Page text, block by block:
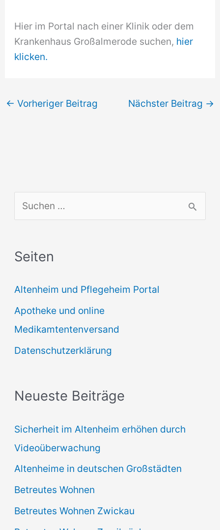
Hier im Portal nach einer Klinik oder dem
Krankenhaus Großalmerode suchen, hier
klicken.
← Vorheriger Beitrag Nächster Beitrag →
u
h
n
n
a
c
:
Seiten
Altenheim und Pflegeheim Portal
Apotheke und online
Medikamtentenversand
Datenschutzerklärung
Neueste Beiträge
Sicherheit im Altenheim erhöhen durch
Videoüberwachung
Altenheime in deutschen Großstädten
Betreutes Wohnen
Betreutes Wohnen Zwickau